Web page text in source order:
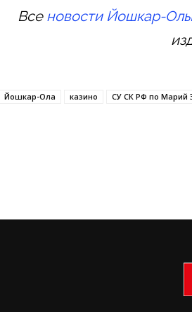
Все новости Йошкар-
Йошкар-Ола казино СУ СК РФ по Марий